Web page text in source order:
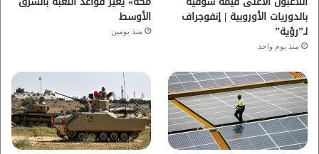
م
بالدوريات الأوروبية | إنفوجراف
لـ”رؤية”
منذ يوم واحد
الأوسط
منذ يومين